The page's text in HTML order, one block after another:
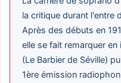
la critique durant l'entre
Après des débuts en
elle se fait remarquer en
(Le Barbier de Séville)
1ère émission